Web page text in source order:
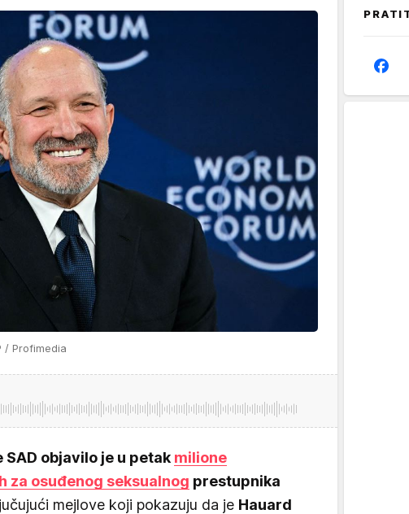
/ Profimedia
objavilo je u petak milione
za osuđenog seksualnog prestupnika
mejlove koji pokazuju da je Hauard